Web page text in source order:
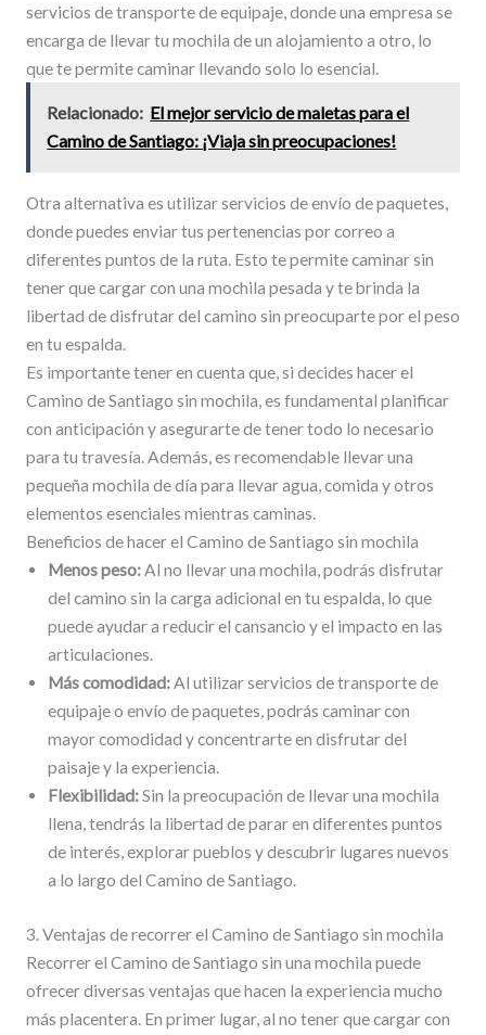
servicios de transporte de equipaje, donde una empresa se
encarga de llevar tu mochila de un alojamiento a otro, lo
que te permite caminar llevando solo lo esencial.
Relacionado: El mejor servicio de maletas para el
Camino de Santiago: ¡Viaja sin preocupaciones!
Otra alternativa es utilizar servicios de envío de paquetes,
donde puedes enviar tus pertenencias por correo a
diferentes puntos de la ruta. Esto te permite caminar sin
tener que cargar con una mochila pesada y te brinda la
libertad de disfrutar del camino sin preocuparte por el peso
en tu espalda.
Es importante tener en cuenta que, si decides hacer el
Camino de Santiago sin mochila, es fundamental planificar
con anticipación y asegurarte de tener todo lo necesario
para tu travesía. Además, es recomendable llevar una
pequeña mochila de día para llevar agua, comida y otros
elementos esenciales mientras caminas.
Beneficios de hacer el Camino de Santiago sin mochila
Menos peso:Al no llevar una mochila, podrás disfrutar
del camino sin la carga adicional en tu espalda, lo que
puede ayudar a reducir el cansancio y el impacto en las
articulaciones.
Más comodidad:Al utilizar servicios de transporte de
equipaje o envío de paquetes, podrás caminar con
mayor comodidad y concentrarte en disfrutar del
paisaje y la experiencia.
Flexibilidad:Sin la preocupación de llevar una mochila
llena, tendrás la libertad de parar en diferentes puntos
de interés, explorar pueblos y descubrir lugares nuevos
a lo largo del Camino de Santiago.
3. Ventajas de recorrer el Camino de Santiago sin mochila
Recorrer el Camino de Santiago sin una mochila puede
ofrecer diversas ventajas que hacen la experiencia mucho
más placentera. En primer lugar, al no tener que cargar con